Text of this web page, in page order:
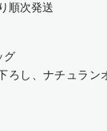
順次発送
グ
ろし、ナチュラン